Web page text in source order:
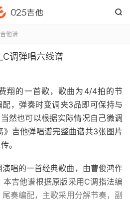

他谱
调弹唱六线谱
翔的一首歌，歌曲为4/4拍的节
，弹奏时变调夹3品即可保持与
然也可以根据实际情况自己微调
》吉他弹唱谱完整曲谱共3张图片
。
演唱的一首经典歌曲，由曹俊鸿作
吉他谱根据原版采用C调指法编
奏编配，主歌采用分解节奏，副